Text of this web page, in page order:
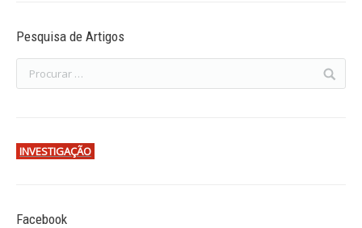
Pesquisa de Artigos
INVESTIGAÇÃO
Facebook